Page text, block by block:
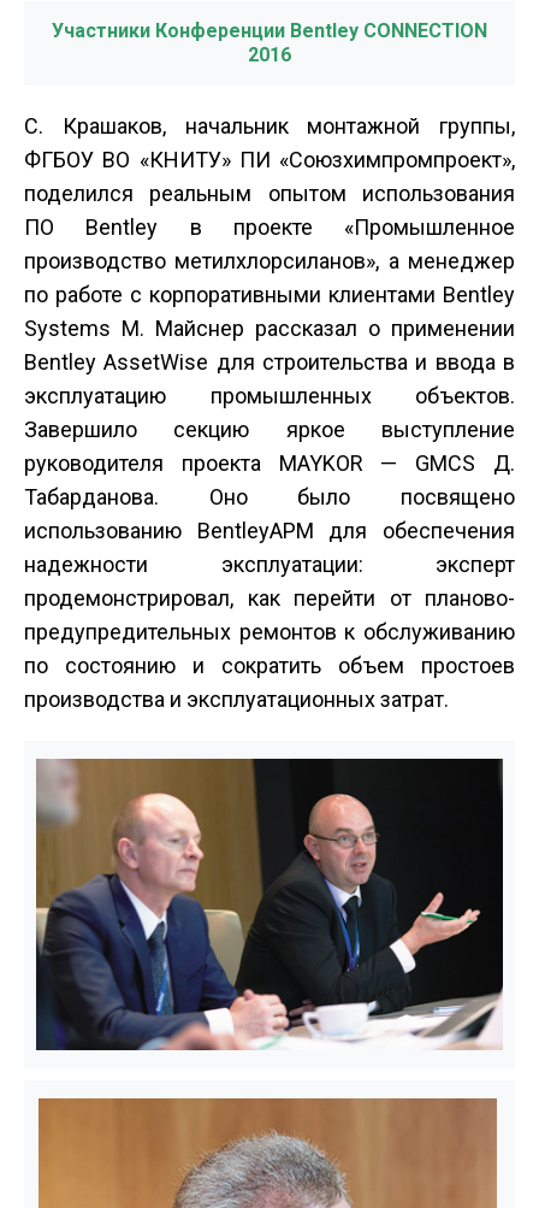
Участники Конференции Bentley CONNECTION
2016
С. Крашаков, начальник монтажной группы,
ФГБОУ ВО «КНИТУ» ПИ «Союзхимпромпроект»,
поделился реальным опытом использования
ПО Bentley в проекте «Промышленное
производство метилхлорсиланов», а менеджер
по работе с корпоративными клиентами Bentley
Systems М. Майснер рассказал о применении
Bentley AssetWise для строительства и ввода в
эксплуатацию промышленных объектов.
Завершило секцию яркое выступление
руководителя проекта MAYKOR — GMCS Д.
Табарданова. Оно было посвящено
использованию BentleyAPM для обеспечения
надежности эксплуатации: эксперт
продемонстрировал, как перейти от планово­
предупредительных ремонтов к обслуживанию
по состоянию и сократить объем простоев
производства и эксплуатационных затрат.